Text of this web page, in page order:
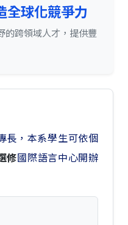
全球化競爭力
的跨領域人才，提供豐
長，本系學生可依個
修國際語言中心開辦